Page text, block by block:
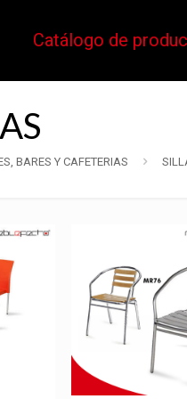
Catálogo de
BARES Y CAFETERIAS